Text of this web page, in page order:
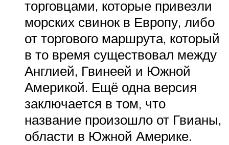
торговцами, которые привезли
морских свинок в Европу, либо
от торгового маршрута, который
в то время существовал между
Англией, Гвинеей и Южной
Америкой. Ещё одна версия
заключается в том, что
название произошло от Гвианы,
области в Южной Америке.